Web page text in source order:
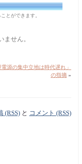
とができます。
せん。
電源の集中立地は時代遅れ」
の指摘»
(RSS)と コメント (RSS)